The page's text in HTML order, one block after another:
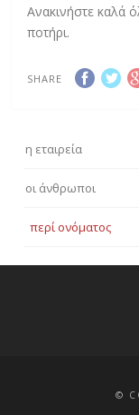
Ανακινήστε καλά
ποτήρι.
SHARE
η εταιρεία
οι άνθρωποι
περί ονόματος
©